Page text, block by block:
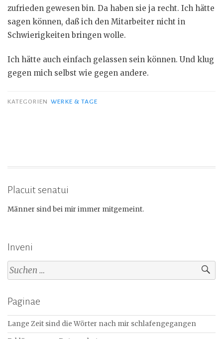
zufrieden gewesen bin. Da haben sie ja recht. Ich hätte
sagen können, daß ich den Mitarbeiter nicht in
Schwierigkeiten bringen wolle.
Ich hätte auch einfach gelassen sein können. Und klug
gegen mich selbst wie gegen andere.
KATEGORIEN WERKE & TAGE
Placuit senatui
Männer sind bei mir immer mitgemeint.
Inveni
Suchen
nach:
Paginae
Lange Zeit sind die Wörter nach mir schlafengegangen